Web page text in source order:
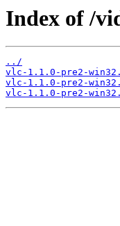
Index of /
../
vlc-1.1.0-pre2-
vlc-1.1.0-pre2-
vlc-1.1.0-pre2-